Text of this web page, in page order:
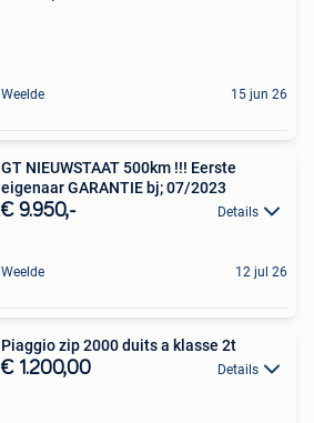
Weelde 15 jun 26
GT NIEUWSTAAT 500km !!! Eerste
eigenaar GARANTIE bj; 07/2023
€ 9.950,- Details
Weelde 12 jul 26
Piaggio zip 2000 duits a klasse 2t
€ 1.200,00 Details